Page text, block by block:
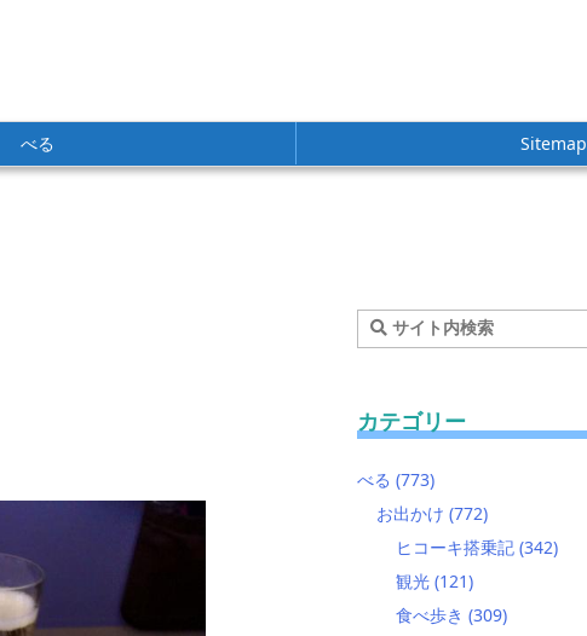
べる Sitemap
カテゴリー
べる (773)
お出かけ (772)
ヒコーキ搭乗記 (342)
観光 (121)
食べ歩き (309)